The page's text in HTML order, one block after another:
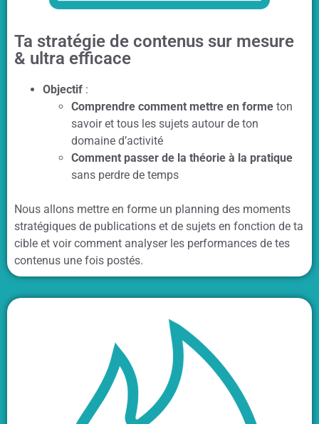
Ta stratégie de contenus sur mesure
& ultra efficace
Objectif :
Comprendre comment mettre en forme ton
savoir et tous les sujets autour de ton
domaine d’activité
Comment passer de la théorie à la pratique
sans perdre de temps
Nous allons mettre en forme un planning des moments
stratégiques de publications et de sujets en fonction de ta
cible et voir comment analyser les performances de tes
contenus une fois postés.